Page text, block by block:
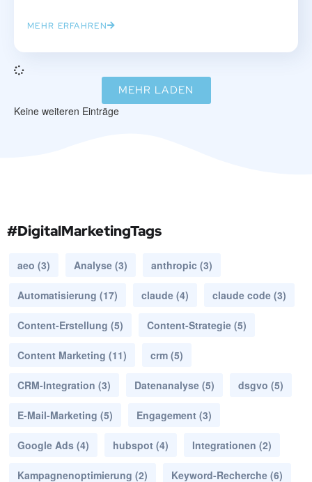
MEHR ERFAHREN
MEHR LADEN
Keine weiteren Einträge
#DigitalMarketingTags
aeo (3) Analyse (3) anthropic (3)
Automatisierung (17) claude (4) claude code (3)
Content-Erstellung (5) Content-Strategie (5)
Content Marketing (11) crm (5)
CRM-Integration (3) Datenanalyse (5) dsgvo (5)
E-Mail-Marketing (5) Engagement (3)
Google Ads (4) hubspot (4) Integrationen (2)
Kampagnenoptimierung (2) Keyword-Recherche (6)